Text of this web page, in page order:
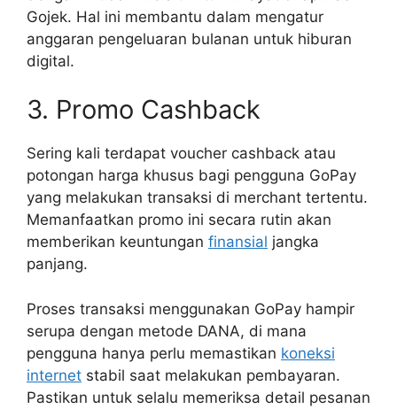
Gojek. Hal ini membantu dalam mengatur
anggaran pengeluaran bulanan untuk hiburan
digital.
3. Promo Cashback
Sering kali terdapat voucher cashback atau
potongan harga khusus bagi pengguna GoPay
yang melakukan transaksi di merchant tertentu.
Memanfaatkan promo ini secara rutin akan
memberikan keuntungan finansial jangka
panjang.
Proses transaksi menggunakan GoPay hampir
serupa dengan metode DANA, di mana
pengguna hanya perlu memastikan koneksi
internet stabil saat melakukan pembayaran.
Pastikan untuk selalu memeriksa detail pesanan